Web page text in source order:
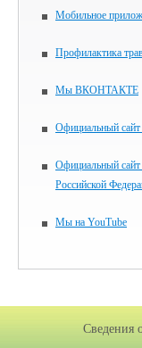
Мобильное
Профилактика
Мы ВКОНТАКТЕ
Официальный
Официальный сайт
Российской
Мы на YouTube
Сведения